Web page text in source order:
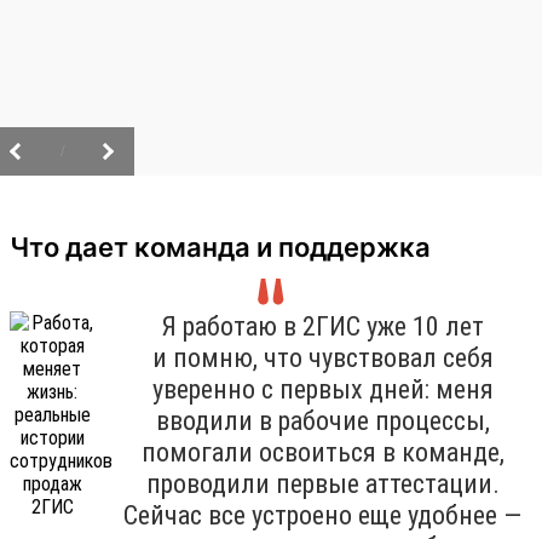
Что дает команда и поддержка
Я работаю в 2ГИС уже 10 лет
и помню, что чувствовал себя
уверенно с первых дней: меня
вводили в рабочие процессы,
помогали освоиться в команде,
проводили первые аттестации.
Сейчас все устроено еще удобнее —